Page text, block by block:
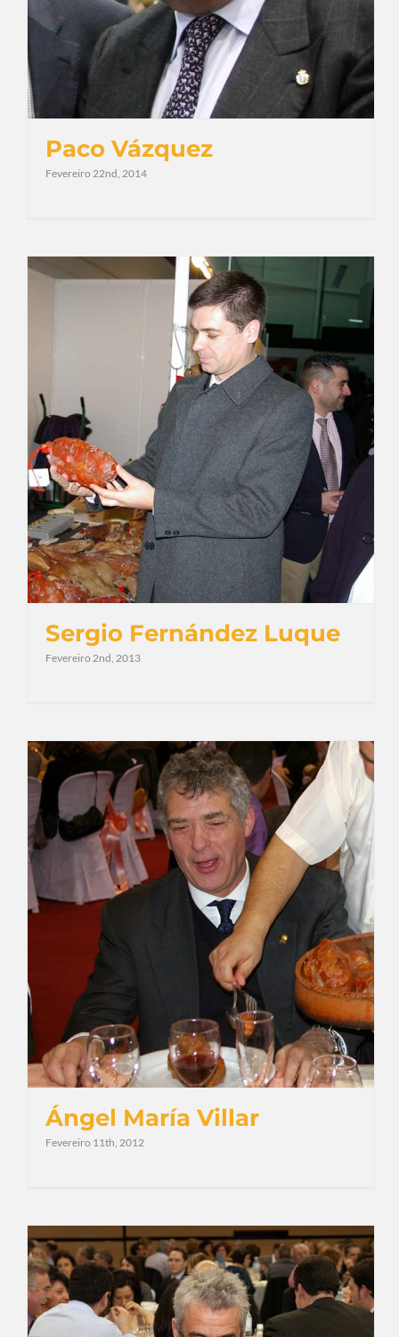
Paco Vázquez
Fevereiro 22nd, 2014
Sergio Fernández Luque
Fevereiro 2nd, 2013
Ángel María Villar
Fevereiro 11th, 2012